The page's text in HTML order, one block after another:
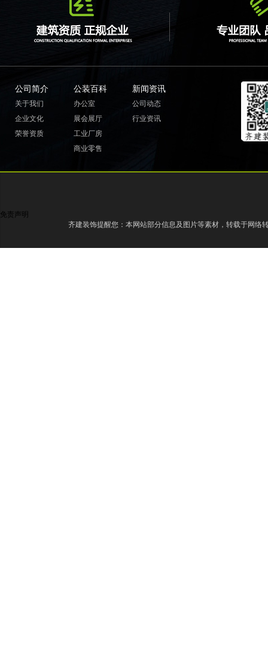
公司简介
关于我们
企业文化
荣誉资质
公装百科
办公室
展会展厅
工业厂房
商业零售
新闻资讯
公司动态
行业资讯
免责声明
齐建装饰提醒您：本网站部分信息及图片等素材，转载于网络